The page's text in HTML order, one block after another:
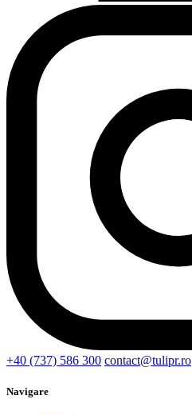
+40 (737) 586 300 contact@tulipr.ro
Navigare